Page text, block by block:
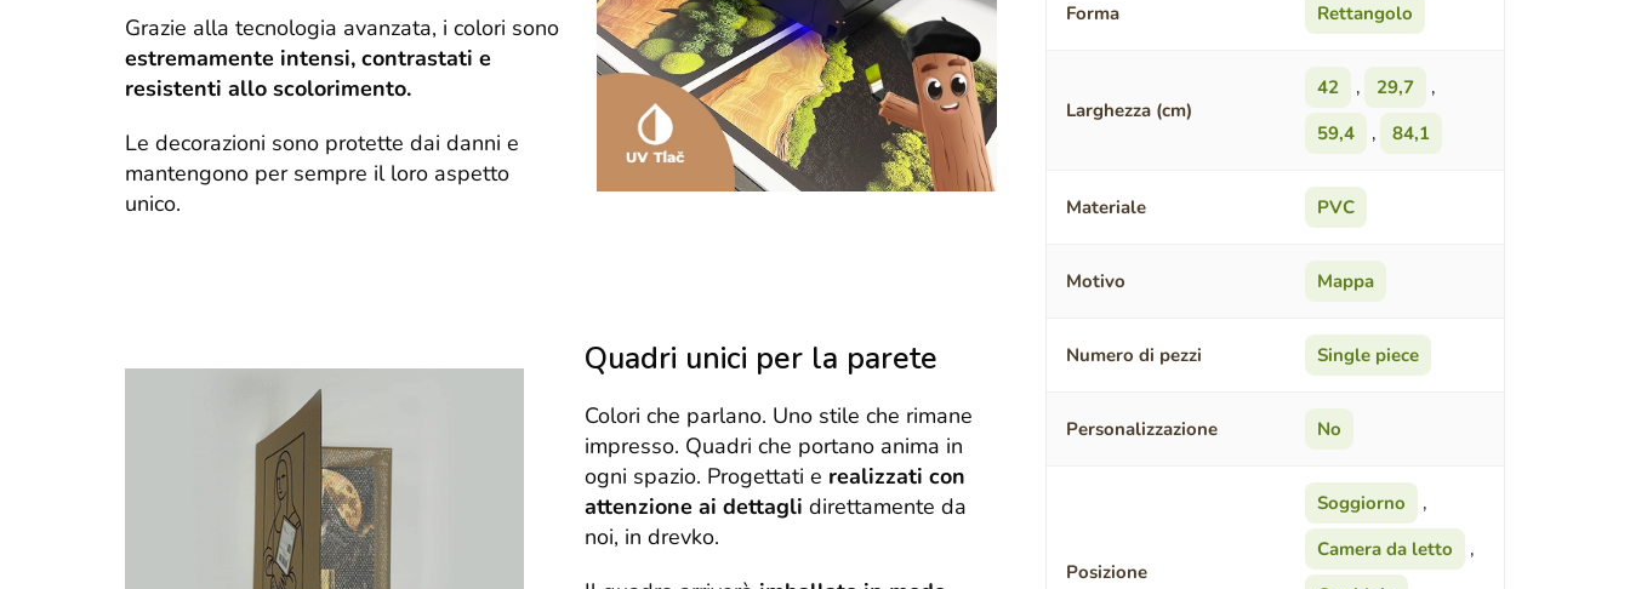
Grazie alla tecnologia avanzata, i colori sono
estremamente intensi, contrastati e
resistenti allo scolorimento.
Le decorazioni sono protette dai danni e
mantengono per sempre il loro aspetto
unico.
Quadri unici per la parete
Colori che parlano. Uno stile che rimane
impresso. Quadri che portano anima in
ogni spazio. Progettati e realizzati con
attenzione ai dettagli direttamente da
noi, in drevko.
Forma Rettangolo
Larghezza (cm)
42 , 29,7
,
59,4
, 84,1
Materiale PVC
Motivo Mappa
Numero di pezzi Single piece
Personalizzazione No
Posizione
Soggiorno
,
Camera da letto
,